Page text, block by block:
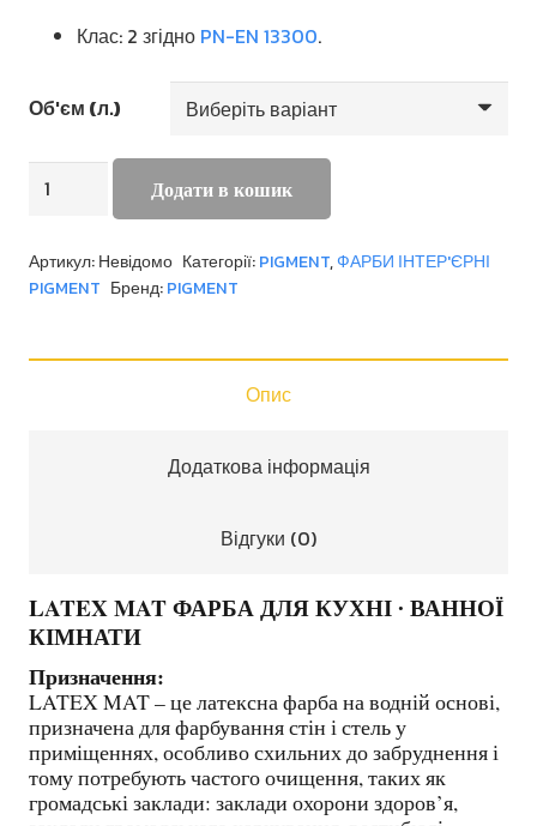
Клас: 2 згідно PN-EN 13300.
Об'єм (л.)
LATEX
Додати в кошик
Артикул:Невідомо Категорії:PIGMENT,ФАРБИ ІНТЕР'ЄРНІ
PIGMENT Бренд:PIGMENT
Опис
Додаткова інформація
Відгуки (0)
LATEX MAT ФАРБА ДЛЯ КУХНІ ∙ ВАННОЇ
КІМНАТИ
Призначення:
LATEX MAT – це латексна фарба на водній основі,
призначена для фарбування стін і стель у
приміщеннях, особливо схильних до забруднення і
тому потребують частого очищення, таких як
громадські заклади: заклади охорони здоров’я,